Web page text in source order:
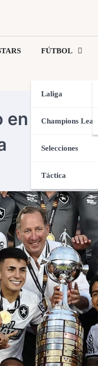
FÚTBOL
Laliga
Champions
Selecciones
Táctica
la